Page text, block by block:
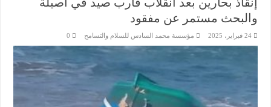
والبحث مستمر عن مفقود
24 فبراير، 2025 مؤسسة محمد السادس للسلام والتسامح 0